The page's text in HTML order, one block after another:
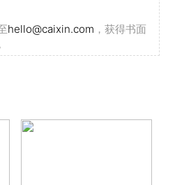
hello@caixin.com ，获得书面